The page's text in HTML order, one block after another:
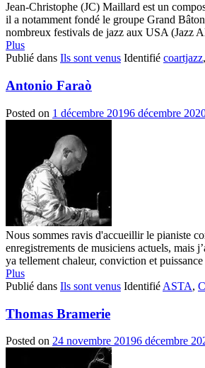
Jean-Christophe (JC) Maillard est un
il a notamment fondé le groupe Grand
nombreux festivals de jazz aux USA (Jazz
Plus
Publié dans Ils sont venus Identifié coartjazz,
Antonio Faraò
Posted on 1 décembre 20196 décembre
Nous sommes ravis d'accueillir le pianiste
enregistrements de musiciens actuels, mais
ya tellement chaleur, conviction et puissance
Plus
Publié dans Ils sont venus Identifié ASTA,
Thomas Bramerie
Posted on 24 novembre 20196 décembre